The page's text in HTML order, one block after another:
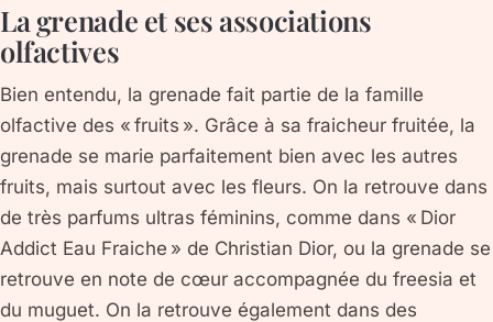
La grenade et ses associations
olfactives
Bien entendu, la grenade fait partie de la famille
olfactive des « fruits ». Grâce à sa fraicheur fruitée, la
grenade se marie parfaitement bien avec les autres
fruits, mais surtout avec les fleurs. On la retrouve dans
de très parfums ultras féminins, comme dans « Dior
Addict Eau Fraiche » de Christian Dior, ou la grenade se
retrouve en note de cœur accompagnée du freesia et
du muguet. On la retrouve également dans des